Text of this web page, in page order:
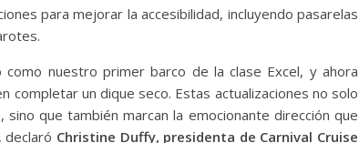
para mejorar la accesibilidad, incluyendo pasarelas
nuestro primer barco de la clase Excel, y ahora
completar un dique seco. Estas actualizaciones no solo
que también marcan la emocionante dirección que
declaró Christine Duffy, presidenta de Carnival Cruise